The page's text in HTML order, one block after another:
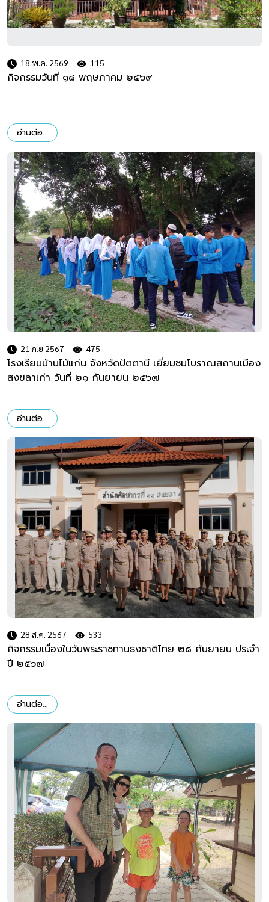
18 พ.ค. 2569 115
กิจกรรมวันที่ ๑๘ พฤษภาคม ๒๕๖๙
อ่านต่อ...
21 ก.ย 2567 475
โรงเรียนบ้านไม้แก่น จังหวัดปัตตานี เยี่ยมชมโบราณสถานเมือง
สงขลาเก่า วันที่ ๒๑ กันยายน ๒๕๖๗
อ่านต่อ...
28 ส.ค. 2567 533
กิจกรรมเนื่องในวันพระราชทานธงชาติไทย ๒๘ กันยายน ประจำ
ปี ๒๕๖๗
อ่านต่อ...